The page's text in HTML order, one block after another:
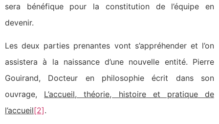
sera bénéfique pour la constitution de l’équipe en
devenir.
Les deux parties prenantes vont s’appréhender et l’on
assistera à la naissance d’une nouvelle entité. Pierre
Gouirand, Docteur en philosophie écrit dans son
ouvrage, L’accueil, théorie, histoire et pratique de
l’accueil[2].